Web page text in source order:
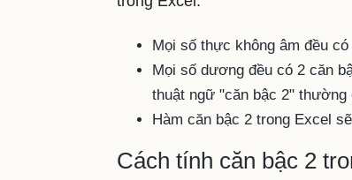
Mọi số thực không âm đều
Mọi số dương đều có 2 căn
thuật ngữ "căn bậc 2"
Hàm căn bậc 2 trong Excel
Cách tính căn bậc 2